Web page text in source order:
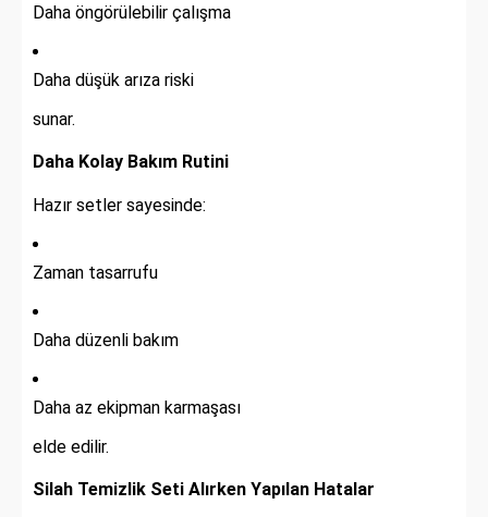
Daha öngörülebilir çalışma
Daha düşük arıza riski
sunar.
Daha Kolay Bakım Rutini
Hazır setler sayesinde:
Zaman tasarrufu
Daha düzenli bakım
Daha az ekipman karmaşası
elde edilir.
Silah Temizlik Seti Alırken Yapılan Hatalar